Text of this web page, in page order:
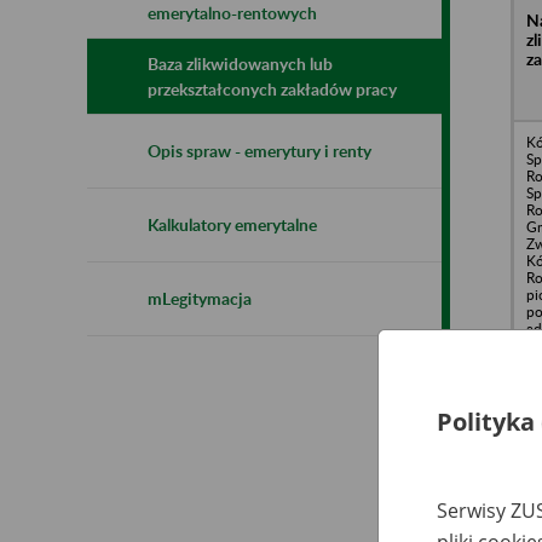
emerytalno-rentowych
Baza zlikwidowanych lub
przekształconych zakładów pracy
Opis spraw - emerytury i renty
Kalkulatory emerytalne
mLegitymacja
Polityka
Serwisy